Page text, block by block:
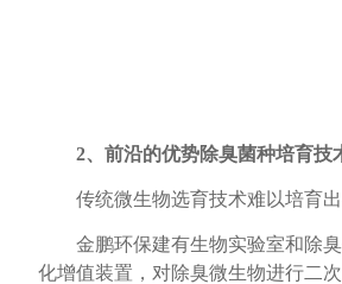
2、前沿的优势除臭菌种培育技
传统微生物选育技术难以培育
金鹏环保建有生物实验室和除
化增值装置，对除臭微生物进行二